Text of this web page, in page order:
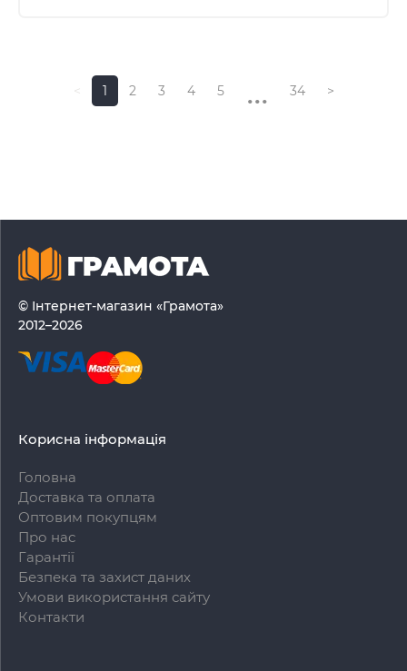
< 1 2 3 4 5 ... 34 >
© Інтернет-магазин «Грамота»
2012–2026
Корисна інформація
Головна
Доставка та оплата
Оптовим покупцям
Про нас
Гарантії
Безпека та захист даних
Умови використання сайту
Контакти